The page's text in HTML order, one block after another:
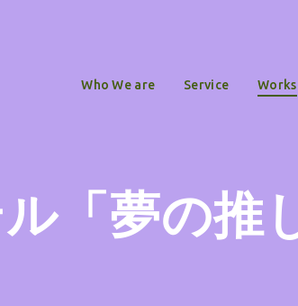
Who We are Service Works
「夢の推